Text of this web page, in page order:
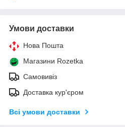
Умови доставки
Нова Пошта
Магазини Rozetka
Самовивіз
Доставка кур'єром
Всі умови доставки